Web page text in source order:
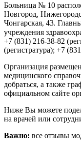
Больница № 10
Новгород,
Чонгарская, 43.
учреждения
+7 (831) 216-38-82
(регистратура); +7
Организация
медицинского
добраться, а также
официальном сайте
Ниже Вы можете
на врачей или
Важно: все отзывы